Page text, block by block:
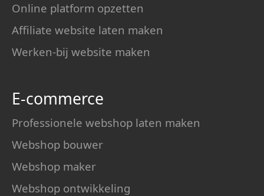
Online platform opzetten
Affiliate website laten maken
Werken-bij website maken
E-commerce
Professionele webshop laten maken
Webshop bouwer
Webshop maker
Webshop ontwikkeling